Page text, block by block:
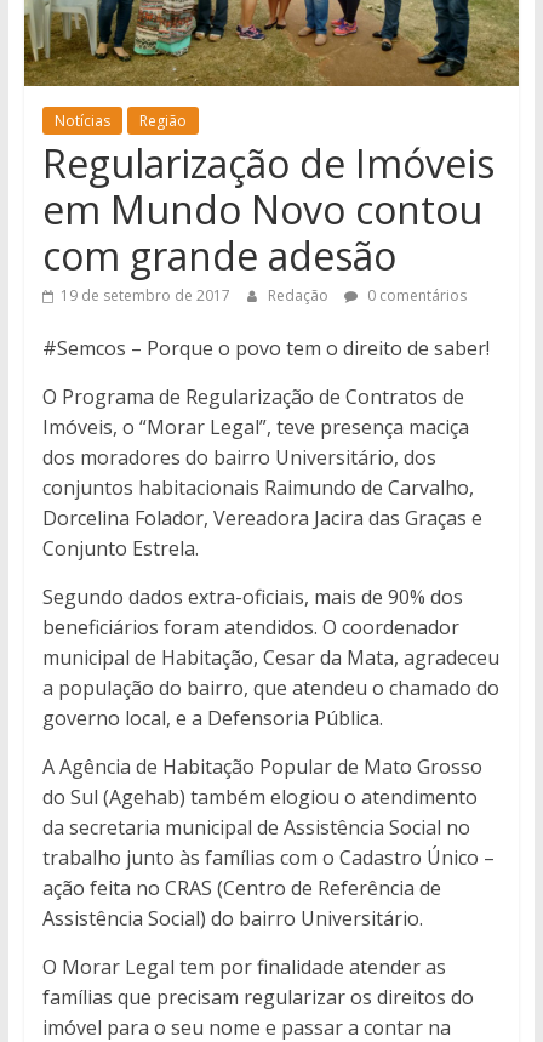
notícias
de
Iguatemi
região.
Notícias Região
Regularização de Imóveis
em Mundo Novo contou
com grande adesão
19 de setembro de 2017 Redação 0 comentários
#Semcos – Porque o povo tem o direito de saber!
O Programa de Regularização de Contratos de
Imóveis, o “Morar Legal”, teve presença maciça
dos moradores do bairro Universitário, dos
conjuntos habitacionais Raimundo de Carvalho,
Dorcelina Folador, Vereadora Jacira das Graças e
Conjunto Estrela.
Segundo dados extra-oficiais, mais de 90% dos
beneficiários foram atendidos. O coordenador
municipal de Habitação, Cesar da Mata, agradeceu
a população do bairro, que atendeu o chamado do
governo local, e a Defensoria Pública.
A Agência de Habitação Popular de Mato Grosso
do Sul (Agehab) também elogiou o atendimento
da secretaria municipal de Assistência Social no
trabalho junto às famílias com o Cadastro Único –
ação feita no CRAS (Centro de Referência de
Assistência Social) do bairro Universitário.
O Morar Legal tem por finalidade atender as
famílias que precisam regularizar os direitos do
imóvel para o seu nome e passar a contar na